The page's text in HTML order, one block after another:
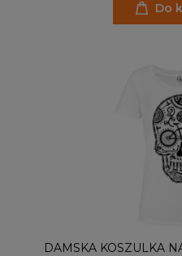
Do
DAMSKA KOSZULKA